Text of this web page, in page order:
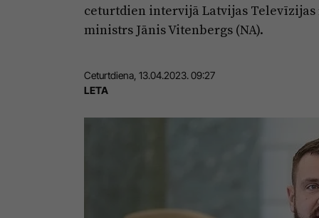
ceturtdien intervijā Latvijas
ministrs Jānis Vitenbergs (NA).
Ceturtdiena, 13.04.2023. 09:27
LETA